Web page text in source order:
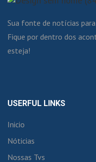
Sua fonte de notícias
Fique por dentro dos
esteja!
USERFUL LINKS
Inicio
Nóticias
Nossas Tvs